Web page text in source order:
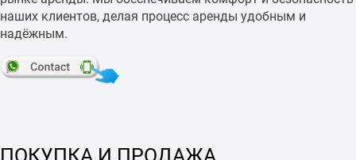
наших клиентов, делая процесс аренды удобным и
надёжным.